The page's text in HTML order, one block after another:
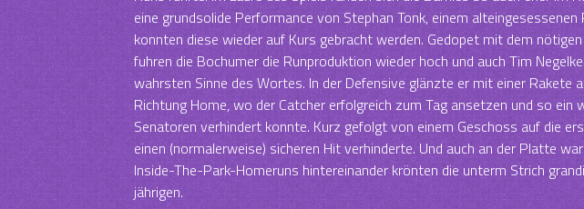
eine grundsolide Performance von Stephan Tonk, einem
konnten diese wieder auf Kurs gebracht werden. Gedopet mit dem
fuhren die Bochumer die Runproduktion wieder hoch und auch Tim
wahrsten Sinne des Wortes. In der Defensive glänzte er mit einer Rakete
Richtung Home, wo der Catcher erfolgreich zum Tag ansetzen und so ein
Senatoren verhindert konnte. Kurz gefolgt von einem Geschoss auf die
einen (normalerweise) sicheren Hit verhinderte. Und auch an der Platte
Inside-The-Park-Homeruns hintereinander krönten die unterm Strich
jährigen.